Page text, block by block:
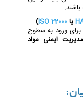
یاISO 22000
)
برای ورود به سطوح
ایمنی مواد